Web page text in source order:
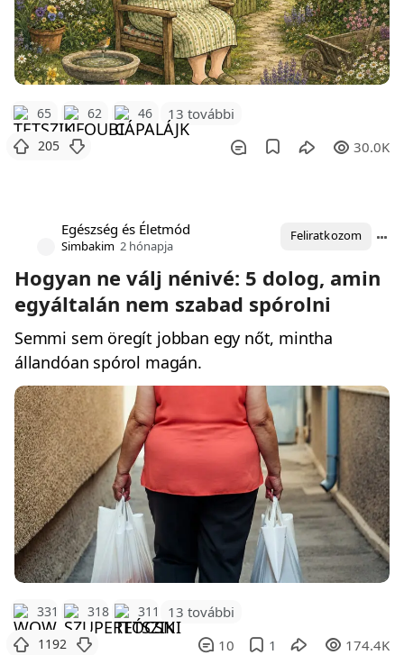
65 62 46 13 további
205 30.0K
Egészség és Életmód
Simbakim 2 hónapja
Feliratkozom
Hogyan ne válj nénivé: 5 dolog, amin
egyáltalán nem szabad spórolni
Semmi sem öregít jobban egy nőt, mintha
állandóan spórol magán.
331 318 311 13 további
1192 10 1 174.4K